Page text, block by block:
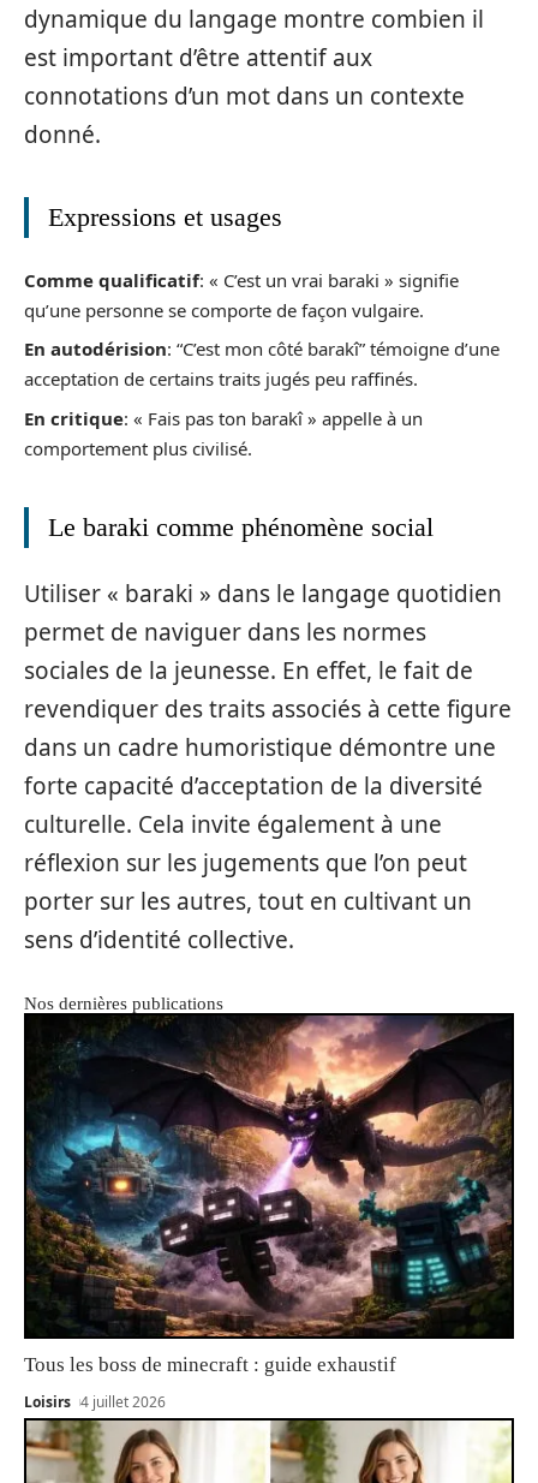
dynamique du langage montre combien il
est important d’être attentif aux
connotations d’un mot dans un contexte
donné.
Expressions et usages
Comme qualificatif: « C’est un vrai baraki » signifie
qu’une personne se comporte de façon vulgaire.
En autodérision: “C’est mon côté barakî” témoigne d’une
acceptation de certains traits jugés peu raffinés.
En critique: « Fais pas ton barakî » appelle à un
comportement plus civilisé.
Le baraki comme phénomène social
Utiliser « baraki » dans le langage quotidien
permet de naviguer dans les normes
sociales de la jeunesse. En effet, le fait de
revendiquer des traits associés à cette figure
dans un cadre humoristique démontre une
forte capacité d’acceptation de la diversité
culturelle. Cela invite également à une
réflexion sur les jugements que l’on peut
porter sur les autres, tout en cultivant un
sens d’identité collective.
Nos dernières publications
Tous les boss de minecraft : guide exhaustif
Loisirs 4 juillet 2026